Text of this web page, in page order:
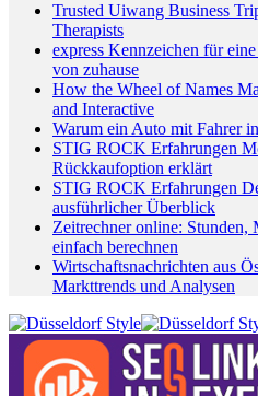
Trusted Uiwang Business
Therapists
express Kennzeichen für
von zuhause
How the Wheel of Names
and Interactive
Warum ein Auto mit Fahrer
STIG ROCK Erfahrungen
Rückkaufoption erklärt
STIG ROCK Erfahrungen
ausführlicher Überblick
Zeitrechner online: Stunden,
einfach berechnen
Wirtschaftsnachrichten aus
Markttrends und Analysen